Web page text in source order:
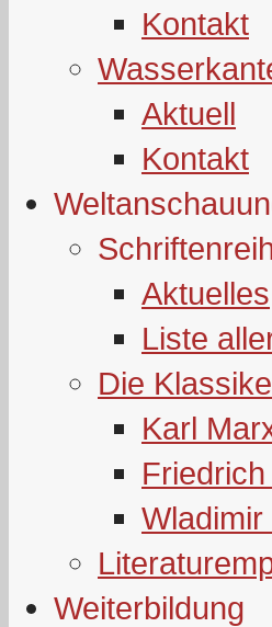
Kontakt
Aktuell
Kontakt
Aktuelles
Liste
Die
Karl
Weiterbildung